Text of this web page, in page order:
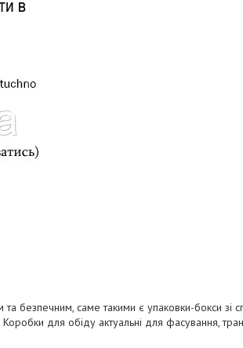
безпечним, саме такими є упаковки-бокси зі
для обіду актуальні для фасування,